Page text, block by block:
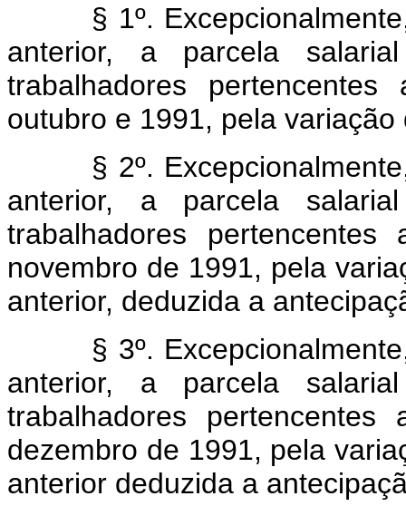
§ 1º. Excepcionalmente,
anterior, a parcela
trabalhadores
outubro e 1991, pela
§ 2º. Excepcionalmente,
anterior, a parcela
trabalhadores
novembro de 1991, pela
anterior, deduzida a
§ 3º. Excepcionalmente,
anterior, a parcela
trabalhadores
dezembro de 1991, pela
anterior deduzida a